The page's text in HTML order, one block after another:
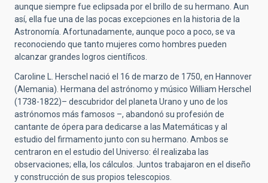
aunque siempre fue eclipsada por el brillo de su hermano. Aun
así, ella fue una de las pocas excepciones en la historia de la
Astronomía. Afortunadamente, aunque poco a poco, se va
reconociendo que tanto mujeres como hombres pueden
alcanzar grandes logros científicos.
Caroline L. Herschel nació el 16 de marzo de 1750, en Hannover
(Alemania). Hermana del astrónomo y músico William Herschel
(1738-1822)– descubridor del planeta Urano y uno de los
astrónomos más famosos –, abandonó su profesión de
cantante de ópera para dedicarse a las Matemáticas y al
estudio del firmamento junto con su hermano. Ambos se
centraron en el estudio del Universo: él realizaba las
observaciones; ella, los cálculos. Juntos trabajaron en el diseño
y construcción de sus propios telescopios.